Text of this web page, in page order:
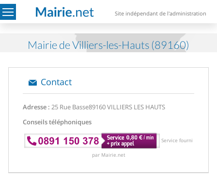
Site indépendant de l'administration
Mairie de Villiers-les-Hauts (89160)
Contact
Adresse : 25 Rue Basse89160 VILLIERS LES HAUTS
Conseils téléphoniques
Service fourni
par Mairie.net